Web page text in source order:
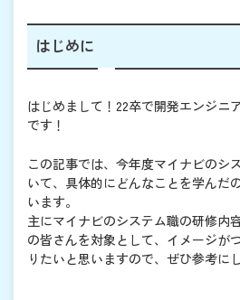
はじめに
はじめまして！22卒で開発エンジニ
です！
この記事では、今年度マイナビのシ
いて、具体的にどんなことを学んだ
います。
主にマイナビのシステム職の研修内
の皆さんを対象として、イメージが
りたいと思いますので、ぜひ参考に